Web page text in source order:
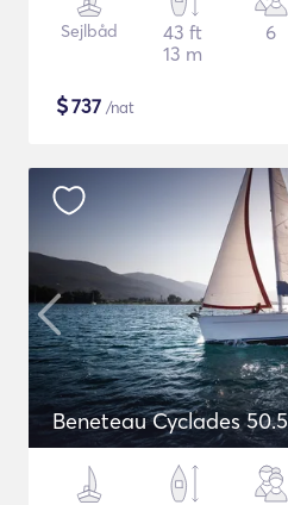
Sejlbåd
43 ft
13 m
6
$737 /nat
Beneteau Cyclades 50.5